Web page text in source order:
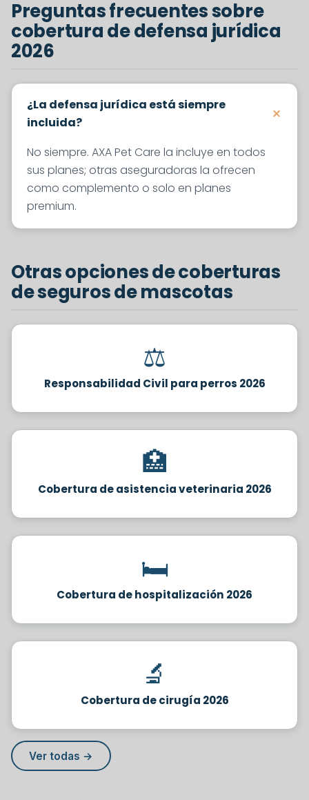
Preguntas frecuentes sobre
cobertura de defensa jurídica
2026
¿La defensa jurídica está siempre
incluida?
No siempre. AXA Pet Care la incluye en todos
sus planes; otras aseguradoras la ofrecen
como complemento o solo en planes
premium.
Otras opciones de coberturas
de seguros de mascotas
⚖️
Responsabilidad Civil para perros 2026
🏥
Cobertura de asistencia veterinaria 2026
🛏️
Cobertura de hospitalización 2026
🔬
Cobertura de cirugía 2026
Ver todas →